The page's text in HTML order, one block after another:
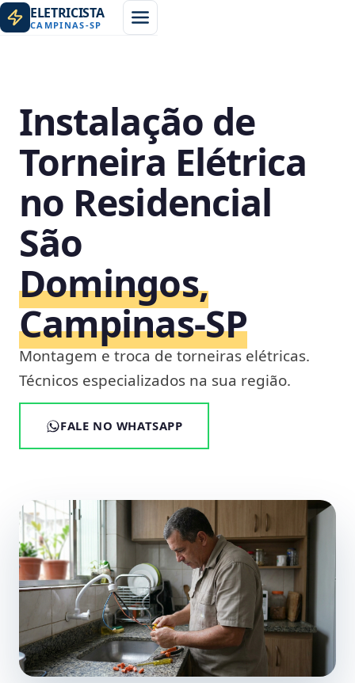
ELETRICISTA
CAMPINAS-SP
Instalação de
Torneira Elétrica
no Residencial
São
Domingos,
Campinas‑SP
Montagem e troca de torneiras elétricas.
Técnicos especializados na sua região.
FALE NO WHATSAPP